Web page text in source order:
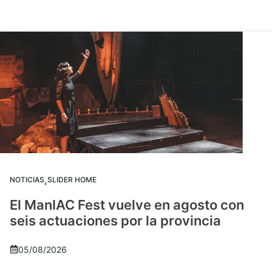
NOTICIAS,SLIDER HOME
El ManIAC Fest vuelve en agosto con
seis actuaciones por la provincia
05/08/2026